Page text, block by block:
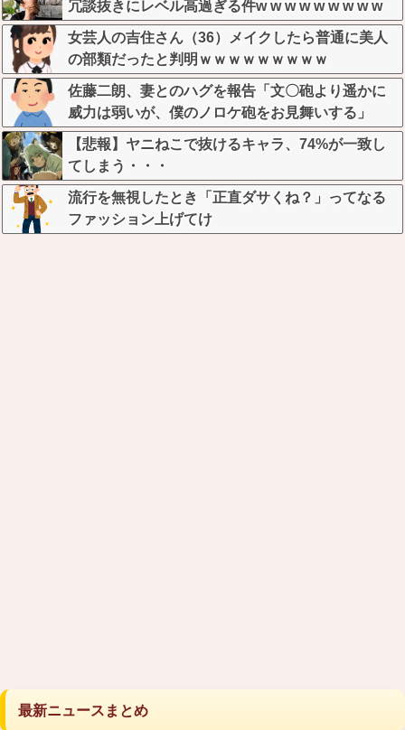
冗談抜きにレベル高過ぎる件w w w w w w w w w
女芸人の吉住さん（36）メイクしたら普通に美人
の部類だったと判明ｗｗｗｗｗｗｗｗｗ
佐藤二朗、妻とのハグを報告「文〇砲より遥かに
威力は弱いが、僕のノロケ砲をお見舞いする」
【悲報】ヤニねこで抜けるキャラ、74%が一致し
てしまう・・・
流行を無視したとき「正直ダサくね？」ってなる
ファッション上げてけ
最新ニュースまとめ